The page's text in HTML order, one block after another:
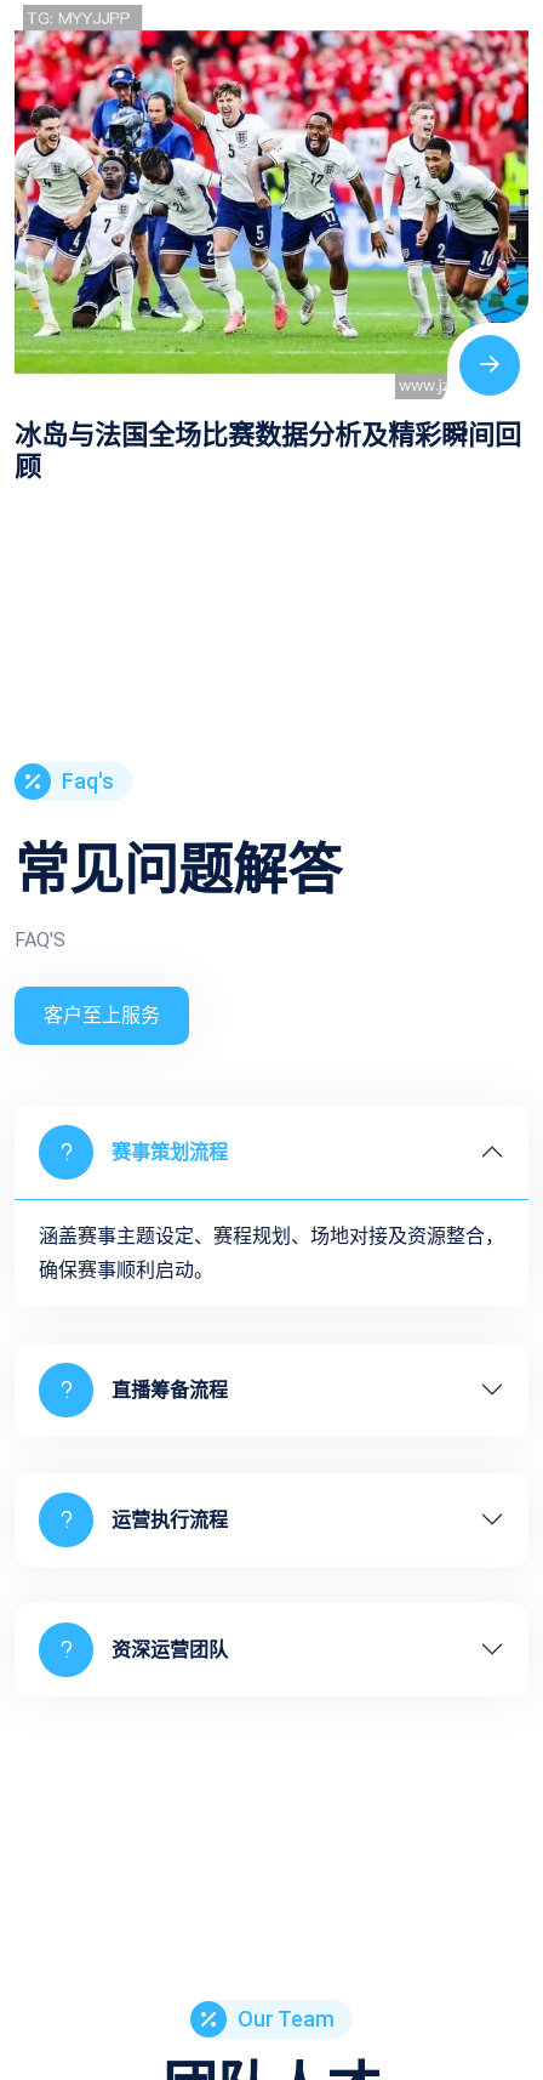
冰岛与法国全场比赛数据分析及精彩瞬间回
顾
Faq's
常见问题解答
FAQ'S
客户至上服务
赛事策划流程
涵盖赛事主题设定、赛程规划、场地对接及资源整合，
确保赛事顺利启动。
直播筹备流程
运营执行流程
资深运营团队
Our Team